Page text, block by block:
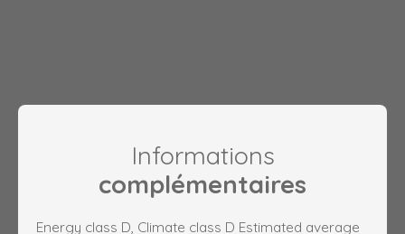
Informations
complémentaires
Energy class D, Climate class D Estimated average